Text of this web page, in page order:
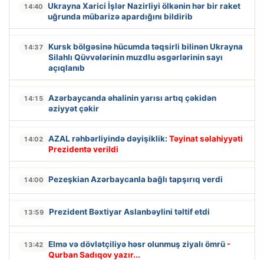
14:40
Ukrayna Xarici İşlər Nazirliyi ölkənin hər bir raket
uğrunda mübarizə apardığını bildirib
14:37
Kursk bölgəsinə hücumda təqsirli bilinən Ukrayna
Silahlı Qüvvələrinin muzdlu əsgərlərinin sayı
açıqlanıb
14:15
Azərbaycanda əhalinin yarısı artıq çəkidən
əziyyət çəkir
14:02 AZAL rəhbərliyində dəyişiklik: Təyinat səlahiyyəti
Prezidentə verildi
14:00 Pezeşkian Azərbaycanla bağlı tapşırıq verdi
13:59 Prezident Bəxtiyar Aslanbəylini təltif etdi
13:42 Elmə və dövlətçiliyə həsr olunmuş ziyalı ömrü -
Qurban Sadıqov yazır...